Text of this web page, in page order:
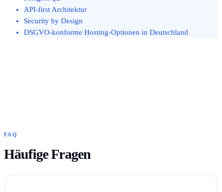
API-first Architektur
Security by Design
DSGVO-konforme Hosting-Optionen in Deutschland
FAQ
Häufige Fragen